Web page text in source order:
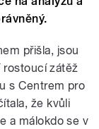
přišla, jsou
rostoucí zátěž
s Centrem pro
že kvůli
a málokdo se v